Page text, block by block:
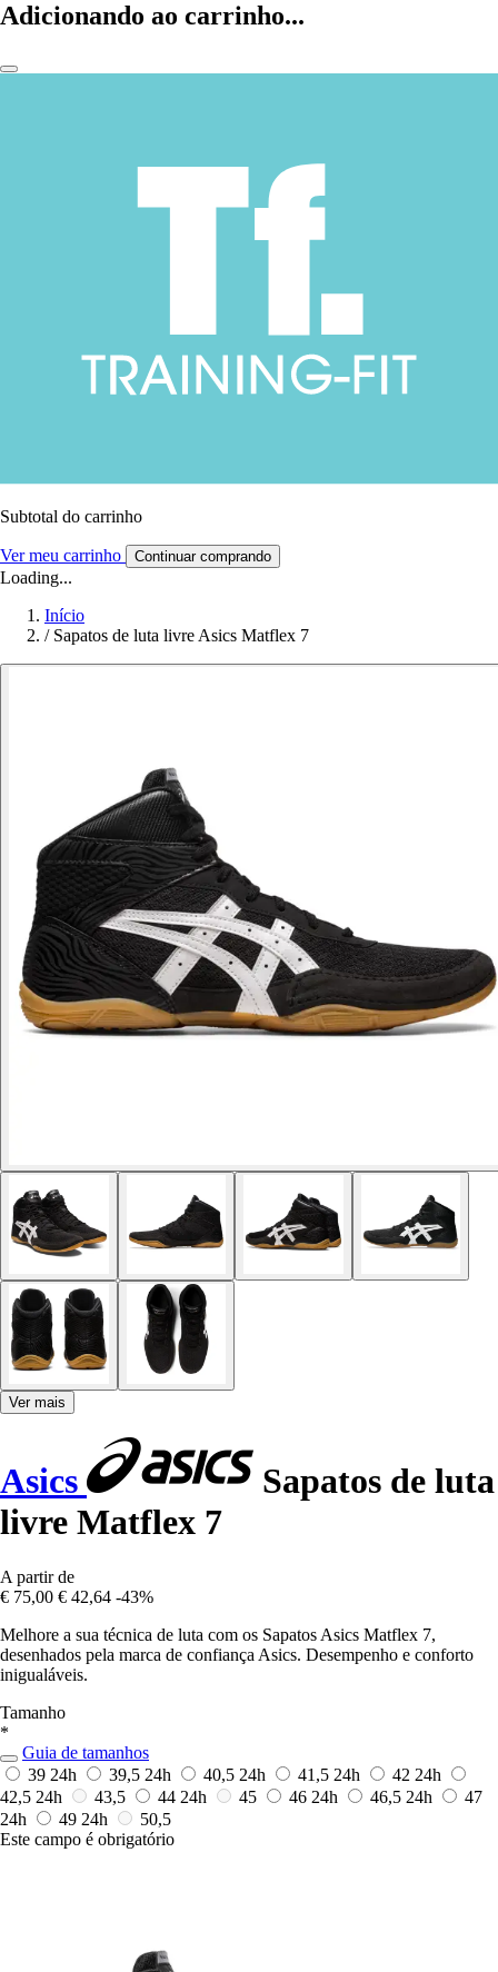
Adicionando ao carrinho...
Subtotal do carrinho
Ver meu carrinho Continuar comprando
Loading...
Início
/ Sapatos de luta livre Asics Matflex 7
Ver mais
Asics
Sapatos de luta
livre Matflex 7
A partir de
€ 75,00 € 42,64 -43%
Melhore a sua técnica de luta com os Sapatos Asics Matflex 7,
desenhados pela marca de confiança Asics. Desempenho e conforto
inigualáveis.
Tamanho
*
Guia de tamanhos
39 24h 39,5 24h 40,5 24h 41,5 24h 42 24h
42,5 24h 43,5 44 24h 45 46 24h 46,5 24h
47
24h
49 24h
50,5
Este campo é obrigatório